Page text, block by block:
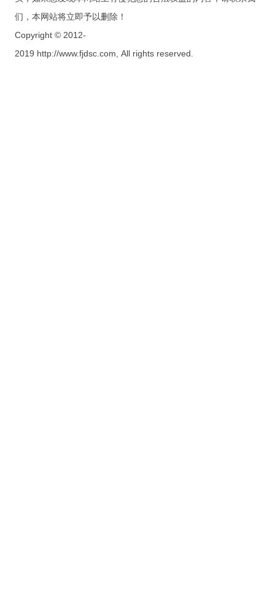
们，本网站将立即予以删除！
Copyright © 2012-
2019 http://www.fjdsc.com, All rights reserved.